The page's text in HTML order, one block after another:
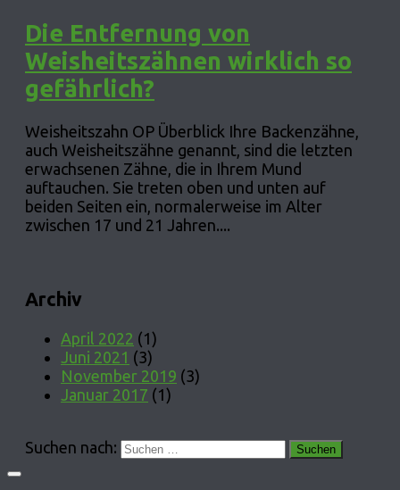
Die Entfernung von
Weisheitszähnen wirklich so
gefährlich?
Weisheitszahn OP Überblick Ihre Backenzähne,
auch Weisheitszähne genannt, sind die letzten
erwachsenen Zähne, die in Ihrem Mund
auftauchen. Sie treten oben und unten auf
beiden Seiten ein, normalerweise im Alter
zwischen 17 und 21 Jahren....
Archiv
April 2022 (1)
Juni 2021 (3)
November 2019 (3)
Januar 2017 (1)
Suchen nach: